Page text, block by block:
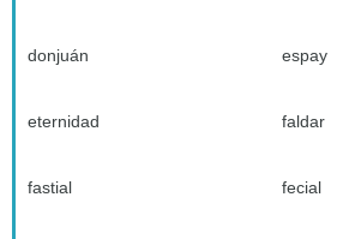
donjuán espay
eternidad faldar
fastial fecial